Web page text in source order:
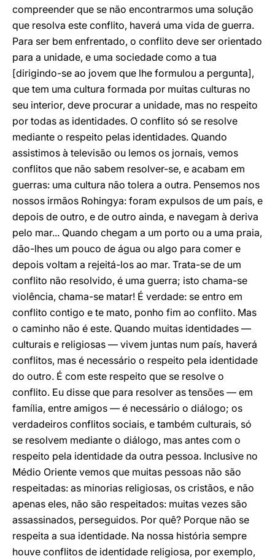
compreender que se não encontrarmos uma solução
que resolva este conflito, haverá uma vida de guerra.
Para ser bem enfrentado, o conflito deve ser orientado
para a unidade, e uma sociedade como a tua
[dirigindo-se ao jovem que lhe formulou a pergunta],
que tem uma cultura formada por muitas culturas no
seu interior, deve procurar a unidade, mas no respeito
por todas as identidades. O conflito só se resolve
mediante o respeito pelas identidades. Quando
assistimos à televisão ou lemos os jornais, vemos
conflitos que não sabem resolver-se, e acabam em
guerras: uma cultura não tolera a outra. Pensemos nos
nossos irmãos Rohingya: foram expulsos de um país, e
depois de outro, e de outro ainda, e navegam à deriva
pelo mar... Quando chegam a um porto ou a uma praia,
dão-lhes um pouco de água ou algo para comer e
depois voltam a rejeitá-los ao mar. Trata-se de um
conflito não resolvido, é uma guerra; isto chama-se
violência, chama-se matar! É verdade: se entro em
conflito contigo e te mato, ponho fim ao conflito. Mas
o caminho não é este. Quando muitas identidades —
culturais e religiosas — vivem juntas num país, haverá
conflitos, mas é necessário o respeito pela identidade
do outro. É com este respeito que se resolve o
conflito. Eu disse que para resolver as tensões — em
família, entre amigos — é necessário o diálogo; os
verdadeiros conflitos sociais, e também culturais, só
se resolvem mediante o diálogo, mas antes com o
respeito pela identidade da outra pessoa. Inclusive no
Médio Oriente vemos que muitas pessoas não são
respeitadas: as minorias religiosas, os cristãos, e não
apenas eles, não são respeitados: muitas vezes são
assassinados, perseguidos. Por quê? Porque não se
respeita a sua identidade. Na nossa história sempre
houve conflitos de identidade religiosa, por exemplo,